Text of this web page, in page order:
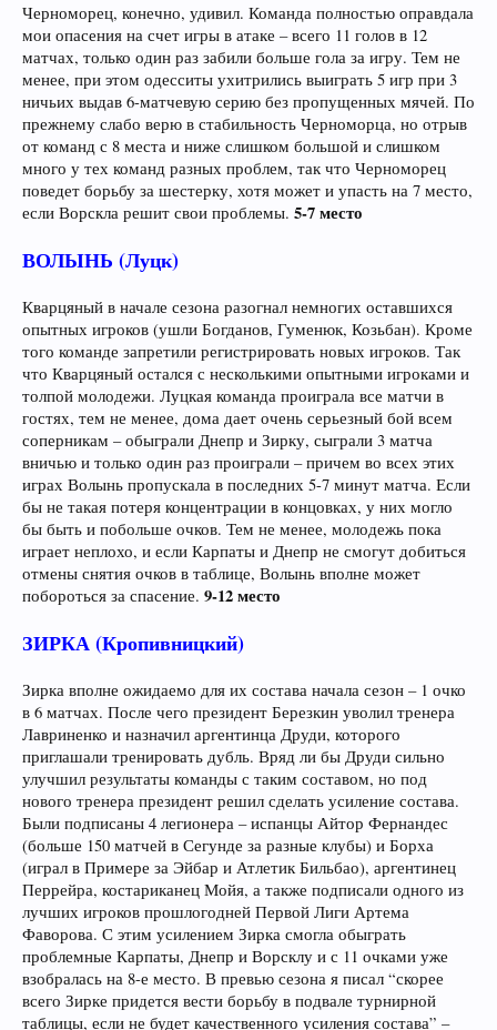
Черноморец, конечно, удивил. Команда полностью оправдала
мои опасения на счет игры в атаке – всего 11 голов в 12
матчах, только один раз забили больше гола за игру. Тем не
менее, при этом одесситы ухитрились выиграть 5 игр при 3
ничьих выдав 6-матчевую серию без пропущенных мячей. По
прежнему слабо верю в стабильность Черноморца, но отрыв
от команд с 8 места и ниже слишком большой и слишком
много у тех команд разных проблем, так что Черноморец
поведет борьбу за шестерку, хотя может и упасть на 7 место,
если Ворскла решит свои проблемы. 5-7 место
ВОЛЫНЬ (Луцк)
Кварцяный в начале сезона разогнал немногих оставшихся
опытных игроков (ушли Богданов, Гуменюк, Козьбан). Кроме
того команде запретили регистрировать новых игроков. Так
что Кварцяный остался с несколькими опытными игроками и
толпой молодежи. Луцкая команда проиграла все матчи в
гостях, тем не менее, дома дает очень серьезный бой всем
соперникам – обыграли Днепр и Зирку, сыграли 3 матча
вничью и только один раз проиграли – причем во всех этих
играх Волынь пропускала в последних 5-7 минут матча. Если
бы не такая потеря концентрации в концовках, у них могло
бы быть и побольше очков. Тем не менее, молодежь пока
играет неплохо, и если Карпаты и Днепр не смогут добиться
отмены снятия очков в таблице, Волынь вполне может
побороться за спасение. 9-12 место
ЗИРКА (Кропивницкий)
Зирка вполне ожидаемо для их состава начала сезон – 1 очко
в 6 матчах. После чего президент Березкин уволил тренера
Лавриненко и назначил аргентинца Друди, которого
приглашали тренировать дубль. Вряд ли бы Друди сильно
улучшил результаты команды с таким составом, но под
нового тренера президент решил сделать усиление состава.
Были подписаны 4 легионера – испанцы Айтор Фернандес
(больше 150 матчей в Сегунде за разные клубы) и Борха
(играл в Примере за Эйбар и Атлетик Бильбао), аргентинец
Перрейра, костариканец Мойя, а также подписали одного из
лучших игроков прошлогодней Первой Лиги Артема
Фаворова. С этим усилением Зирка смогла обыграть
проблемные Карпаты, Днепр и Ворсклу и с 11 очками уже
взобралась на 8-е место. В превью сезона я писал “скорее
всего Зирке придется вести борьбу в подвале турнирной
таблицы, если не будет качественного усиления состава” –